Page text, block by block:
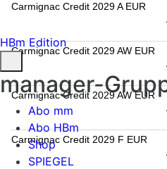
Carmignac Credit 2029 A EUR
Carmignac Credit 2029 AW EUR
Carmignac Credit 2029 AW EUR
Carmignac Credit 2029 F EUR
HBm Edition
manager-
Abo mm
Abo HBm
Shop
SPIEGEL